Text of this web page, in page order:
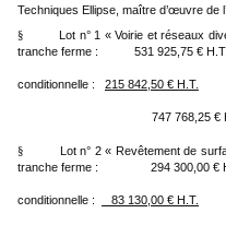
Techniques Ellipse, maître d’œuvre de
§
Lot n° 1 « Voirie et réseaux
tranche ferme :
531 925,75 € H.T.
conditionnelle :
215 842,50 € H.T.
747 768,25 €
§
Lot n° 2 « Revêtement de
tranche ferme :
294 300,00 €
conditionnelle :
83 130,00 € H.T.